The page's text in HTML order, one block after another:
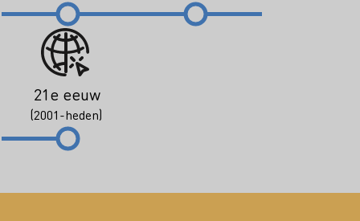
21e eeuw
(2001-heden)